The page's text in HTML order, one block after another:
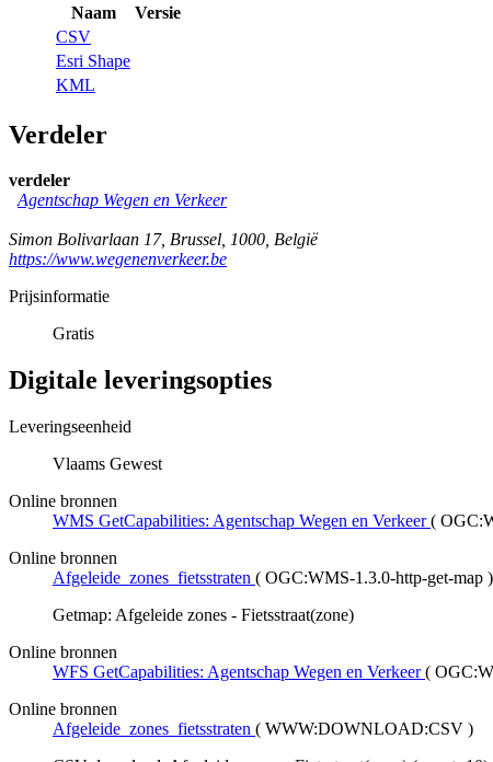
Naam
Versie
CSV
Esri Shape
KML
Verdeler
verdeler
Agentschap Wegen en Verkeer
Simon Bolivarlaan 17, Brussel, 1000, België
https://www.wegenenverkeer.be
Prijsinformatie
Gratis
Digitale leveringsopties
Leveringseenheid
Vlaams Gewest
Online bronnen
WMS GetCapabilities: Agentschap Wegen en Verkeer (
Online bronnen
Afgeleide_zones_fietsstraten ( OGC:WMS-1.3.0-http-get-map )
Getmap: Afgeleide zones - Fietsstraat(zone)
Online bronnen
WFS GetCapabilities: Agentschap Wegen en Verkeer (
Online bronnen
Afgeleide_zones_fietsstraten ( WWW:DOWNLOAD:CSV )